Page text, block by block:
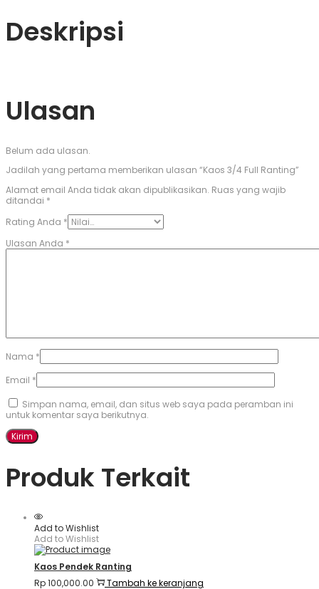
Deskripsi
Ulasan
Belum ada ulasan.
Jadilah yang pertama memberikan ulasan “Kaos 3/4 Full Ranting”
Alamat email Anda tidak akan dipublikasikan. Ruas yang wajib
ditandai *
Rating Anda *
Ulasan Anda *
Nama *
Email *
Simpan nama, email, dan situs web saya pada peramban ini
untuk komentar saya berikutnya.
Produk Terkait
Add to Wishlist
Add to Wishlist
Kaos Pendek Ranting
Rp100,000.00
Tambah ke keranjang